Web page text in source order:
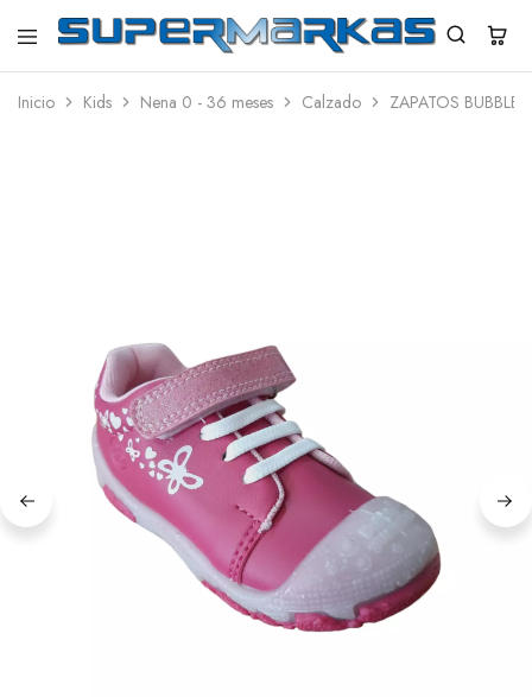
SuperMarkas
Ropa
con
Inicio Kids Nena 0 - 36 meses Calzado ZAPATOS BUBBLE